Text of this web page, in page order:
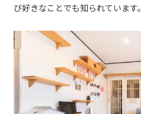
び好きなことでも知られています。